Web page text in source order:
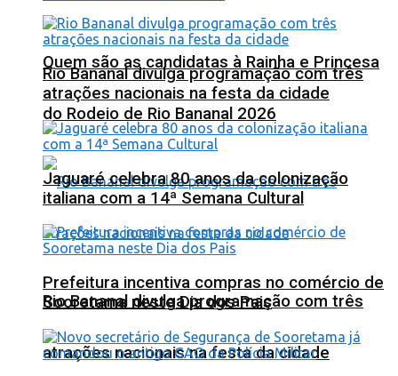
Quem são as candidatas à Rainha e Princesa
do Rodeio de Rio Bananal 2026
Rio Bananal divulga programação com três
atrações nacionais na festa da cidade
Rio Bananal divulga programação com três
atrações nacionais na festa da cidade
Jaguaré celebra 80 anos da colonização
italiana com a 14ª Semana Cultural
Prefeitura incentiva compras no comércio de
Sooretama neste Dia dos Pais